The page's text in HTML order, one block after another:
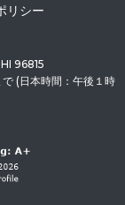
リシー
96815
(日本時間：午後１時